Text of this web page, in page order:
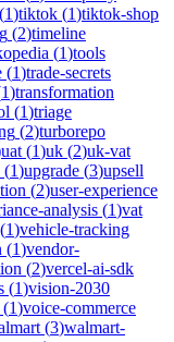
(1)tiktok (1)tiktok-shop
(2)timeline
(1)tools
(1)trade-secrets
1)transformation
(1)triage
(2)turborepo
uat (1)uk (2)uk-vat
(1)upgrade (3)upsell
(2)user-experience
analysis (1)vat
(1)vehicle-tracking
(1)vendor-
(2)vercel-ai-sdk
(1)vision-2030
(1)voice-commerce
(3)walmart-